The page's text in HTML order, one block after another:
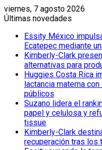
viernes, 7 agosto 2026
Últimas novedades
Essity México
Ecatepec mediante
Kimberly-Clark
alternativas para
Huggies Costa Rica
lactancia materna
públicos
Suzano lidera el
papel y celulosa y
tissue
Kimberly-Clark
recuperación tras los